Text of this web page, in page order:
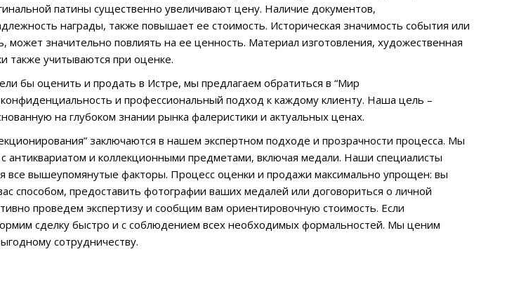
патины существенно увеличивают цену. Наличие документов,
награды, также повышает ее стоимость. Историческая значимость события или
может значительно повлиять на ее ценность. Материал изготовления, художественная
также учитываются при оценке.
бы оценить и продать в Истре, мы предлагаем обратиться в “Мир
и профессиональный подход к каждому клиенту. Наша цель –
на глубоком знании рынка фалеристики и актуальных ценах.
заключаются в нашем экспертном подходе и прозрачности процесса. Мы
антиквариатом и коллекционными предметами, включая медали. Наши специалисты
все вышеупомянутые факторы. Процесс оценки и продажи максимально упрощен: вы
способом, предоставить фотографии ваших медалей или договориться о личной
проведем экспертизу и сообщим вам ориентировочную стоимость. Если
сделку быстро и с соблюдением всех необходимых формальностей. Мы ценим
сотрудничеству.